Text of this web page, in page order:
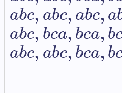
abc,abc,abc,a
abc,bca,bca,b
abc,abc,bca,b